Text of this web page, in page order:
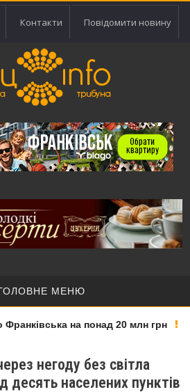
Контакти Повідомити новину
МЕНЮ
на понад 20 млн грн
негоду без світла
десять населених пунктів